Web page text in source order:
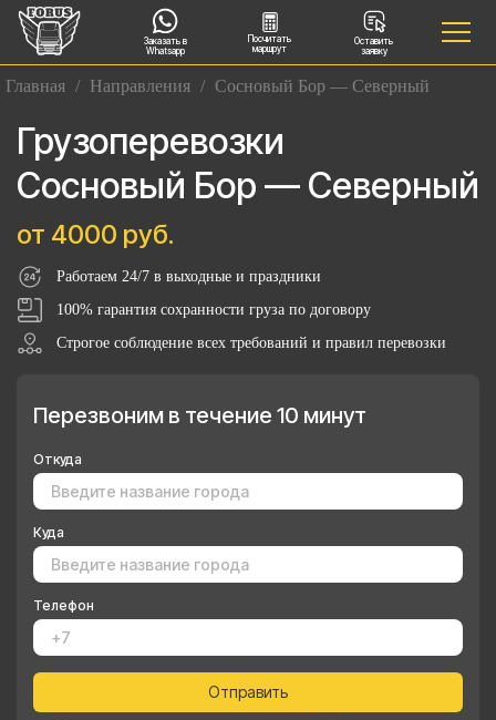
Заказать в
Whatsapp
Посчитать
маршрут
Оставить
заявку
Главная / Направления / Сосновый Бор — Северный
Грузоперевозки
Сосновый Бор — Северный
от 4000 руб.
Работаем 24/7 в выходные и праздники
100% гарантия сохранности груза по договору
Строгое соблюдение всех требований и правил перевозки
Перезвоним в течение 10 минут
Откуда
Куда
Телефон